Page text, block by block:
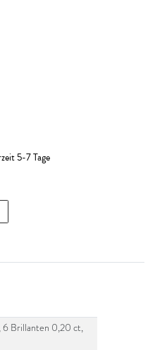
5-7 Tage
6 Brillanten 0,20 ct,